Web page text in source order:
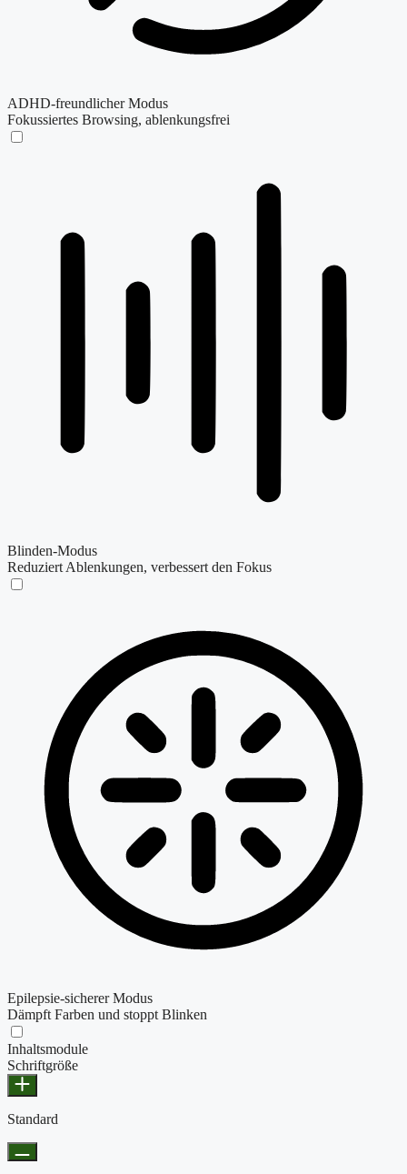
ADHD-freundlicher Modus
Fokussiertes Browsing, ablenkungsfrei
Blinden-Modus
Reduziert Ablenkungen, verbessert den Fokus
Epilepsie-sicherer Modus
Dämpft Farben und stoppt Blinken
Inhaltsmodule
Schriftgröße
Standard